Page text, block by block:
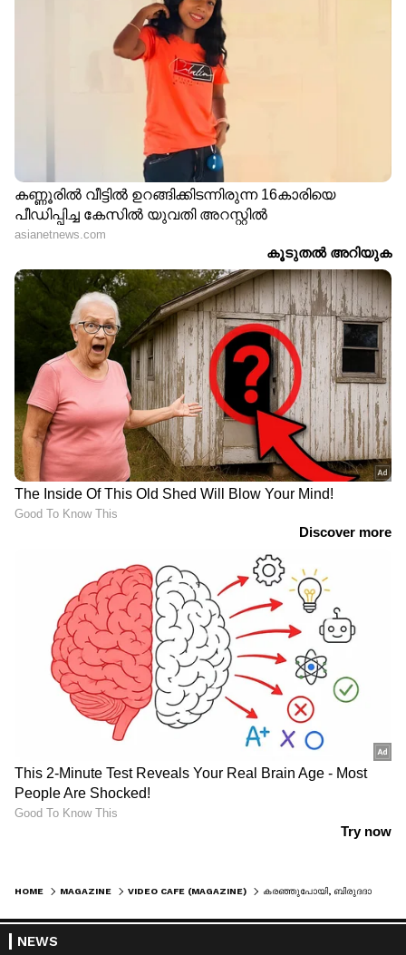
HOME MAGAZINE VIDEO CAFE (MAGAZINE)
NEWS